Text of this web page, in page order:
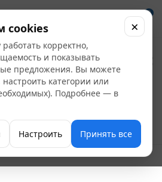
0
сменный
ПП 5" SL
F30105-5
cookies
корректно,
и показывать
предложения. Вы можете
категории или
Подробнее — в
Настроить Принять все
×